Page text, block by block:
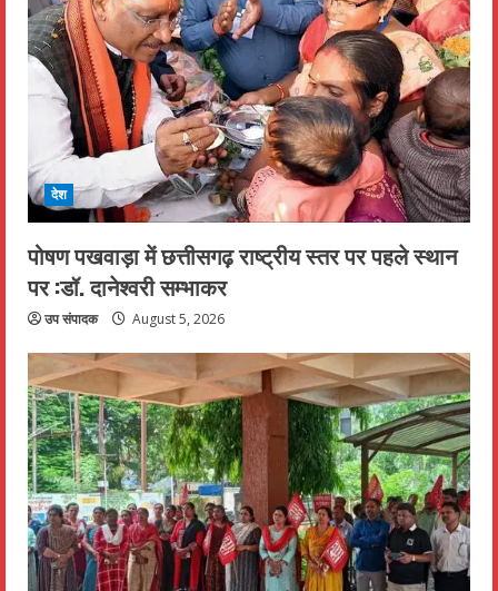
देश
पोषण पखवाड़ा में छत्तीसगढ़ राष्ट्रीय स्तर पर पहले स्थान
पर :डॉ. दानेश्वरी सम्भाकर
उप संपादक August 5, 2026